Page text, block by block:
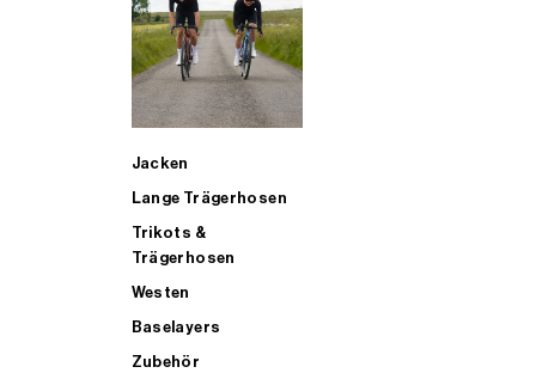
Jacken
Lange Trägerhosen
Trikots &
Trägerhosen
Westen
Baselayers
Zubehör
ALLE TRIATHLONARTIKEL FÜR MÄNNER KAUFEN